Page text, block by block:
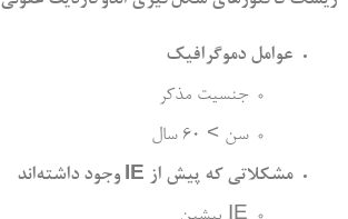
عوامل دموگرافیک
جنسیت مذکر
سن > 60 سال
مشکلاتی که پیش از IE وجود داشته‌­اند